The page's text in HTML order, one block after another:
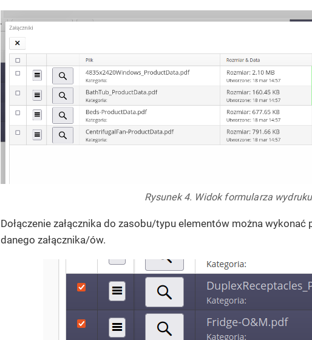
Rysunek 4. Widok formularza wydruku
Dołączenie załącznika do zasobu/typu elementów można
danego załącznika/ów.